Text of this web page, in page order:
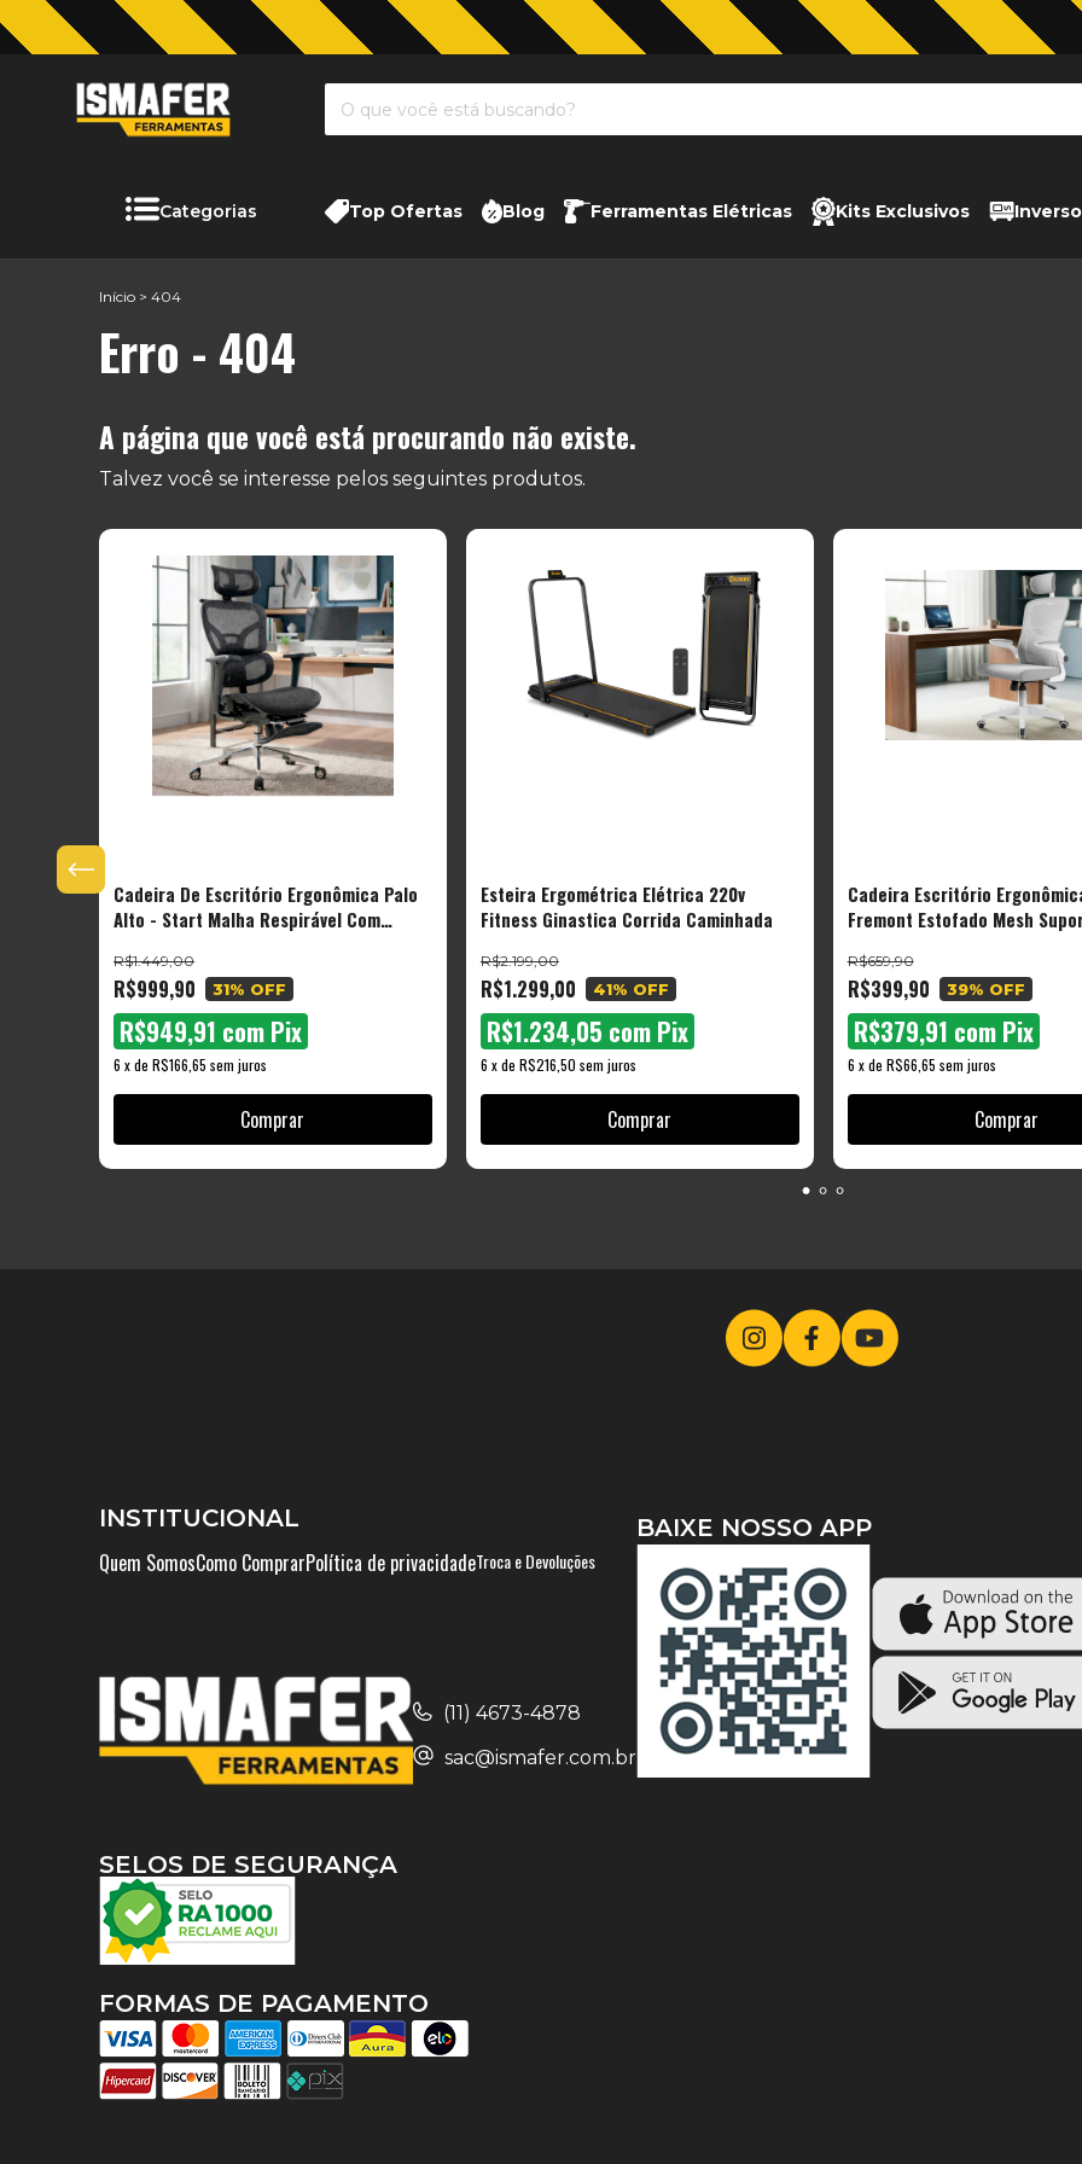
Jardinagem com The Black Tools
Categorias Top Ofertas Blog Ferramentas Elétricas Kits Exclusivos
Início > 404
Erro - 404
A página que você está procurando não existe.
Talvez você se interesse pelos seguintes produtos.
Cadeira De Escritório Ergonômica Palo
Alto - Start Malha Respirável Com
Pés Retrátil
R$999,90
R$1.449,00
31% OFF
6 xdeR$166,65 sem juros
R$949,91 com Pix
Esteira Ergométrica Elétrica 220v
Fitness Ginastica Corrida Caminhada
R$1.299,00
R$2.199,00
41% OFF
6 xde R$216,50 sem juros
R$1.234,05 com Pix
Cadeira Escritório
Fremont Estofado Mesh
Branco
R$399,90
R$659,90
39% OFF
6 xde R$66,65 sem juros
R$379,91 com Pix
INSTITUCIONAL
Quem SomosComo ComprarPolítica de privacidadeTroca e Devoluções
(11) 4673-4878
sac@ismafer.com.br
BAIXE NOSSO APP
SELOS DE SEGURANÇA
FORMAS DE PAGAMENTO